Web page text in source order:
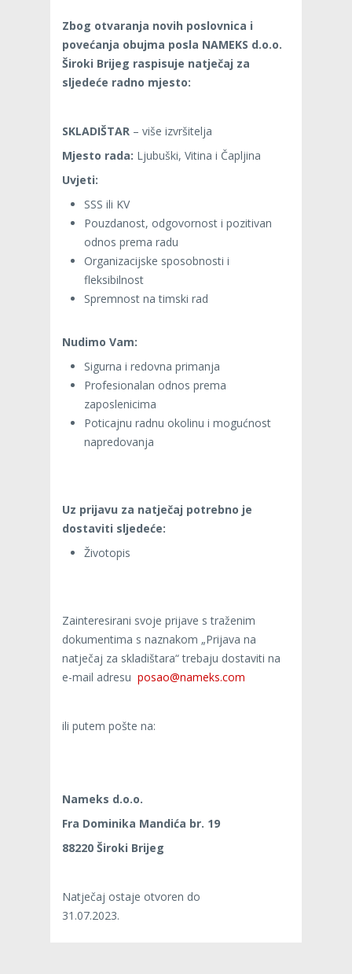
Zbog otvaranja novih poslovnica i
povećanja obujma posla NAMEKS d.o.o.
Široki Brijeg raspisuje natječaj za
sljedeće radno mjesto:
SKLADIŠTAR – više izvršitelja
Mjesto rada: Ljubuški, Vitina i Čapljina
Uvjeti:
SSS ili KV
Pouzdanost, odgovornost i pozitivan
odnos prema radu
Organizacijske sposobnosti i
fleksibilnost
Spremnost na timski rad
Nudimo Vam:
Sigurna i redovna primanja
Profesionalan odnos prema
zaposlenicima
Poticajnu radnu okolinu i mogućnost
napredovanja
Uz prijavu za natječaj potrebno je
dostaviti sljedeće:
Životopis
Zainteresirani svoje prijave s traženim
dokumentima s naznakom „Prijava na
natječaj za skladištara“ trebaju dostaviti na
e-mail adresu posao@nameks.com
ili putem pošte na:
Nameks d.o.o.
Fra Dominika Mandića br. 19
88220 Široki Brijeg
Natječaj ostaje otvoren do
31.07.2023.